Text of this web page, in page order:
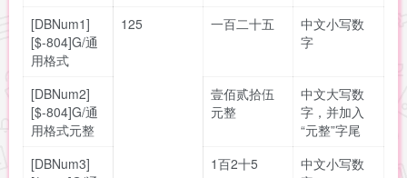
[DBNum1]
[$-804]G/通
用格式
125 一百二十五
中文小写数
字
[DBNum2]
[$-804]G/通
用格式元整
壹佰贰拾伍
元整
中文大写数
字，并加入
“元整”字尾
[DBNum3]
1百2十5
中文小写数